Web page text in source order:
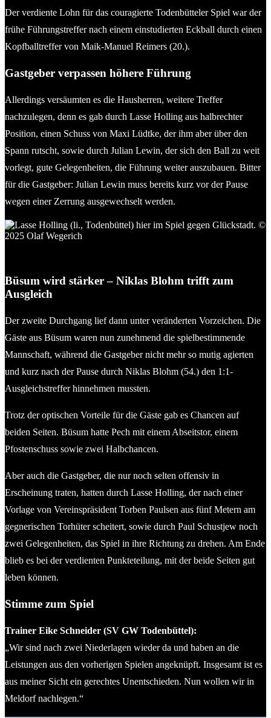
Der verdiente Lohn für das couragierte Todenbütteler Spiel war der
frühe Führungstreffer nach einem einstudierten Eckball durch einen
Kopfballtreffer von Maik-Manuel Reimers (20.).
Gastgeber verpassen höhere Führung
Allerdings versäumten es die Hausherren, weitere Treffer
nachzulegen, denn es gab durch Lasse Holling aus halbrechter
Position, einen Schuss von Maxi Lüdtke, der ihm aber über den
Spann rutscht, sowie durch Julian Lewin, der sich den Ball zu weit
vorlegt, gute Gelegenheiten, die Führung weiter auszubauen. Bitter
für die Gastgeber: Julian Lewin muss bereits kurz vor der Pause
wegen einer Zerrung ausgewechselt werden.
Büsum wird stärker – Niklas Blohm trifft zum
Ausgleich
Der zweite Durchgang lief dann unter veränderten Vorzeichen. Die
Gäste aus Büsum waren nun zunehmend die spielbestimmende
Mannschaft, während die Gastgeber nicht mehr so mutig agierten
und kurz nach der Pause durch Niklas Blohm (54.) den 1:1-
Ausgleichstreffer hinnehmen mussten.
Trotz der optischen Vorteile für die Gäste gab es Chancen auf
beiden Seiten. Büsum hatte Pech mit einem Abseitstor, einem
Pfostenschuss sowie zwei Halbchancen.
Aber auch die Gastgeber, die nur noch selten offensiv in
Erscheinung traten, hatten durch Lasse Holling, der nach einer
Vorlage von Vereinspräsident Torben Paulsen aus fünf Metern am
gegnerischen Torhüter scheitert, sowie durch Paul Schustjew noch
zwei Gelegenheiten, das Spiel in ihre Richtung zu drehen. Am Ende
blieb es bei der verdienten Punkteteilung, mit der beide Seiten gut
leben können.
Stimme zum Spiel
Trainer Eike Schneider (SV GW Todenbüttel):
„Wir sind nach zwei Niederlagen wieder da und haben an die
Leistungen aus den vorherigen Spielen angeknüpft. Insgesamt ist es
aus meiner Sicht ein gerechtes Unentschieden. Nun wollen wir in
Meldorf nachlegen.“